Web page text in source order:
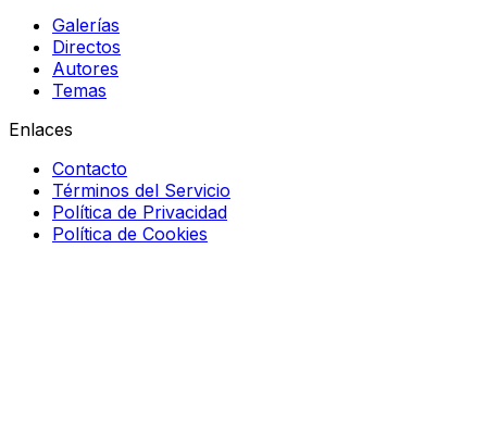
Galerías
Directos
Autores
Temas
Enlaces
Contacto
Términos del Servicio
Política de Privacidad
Política de Cookies